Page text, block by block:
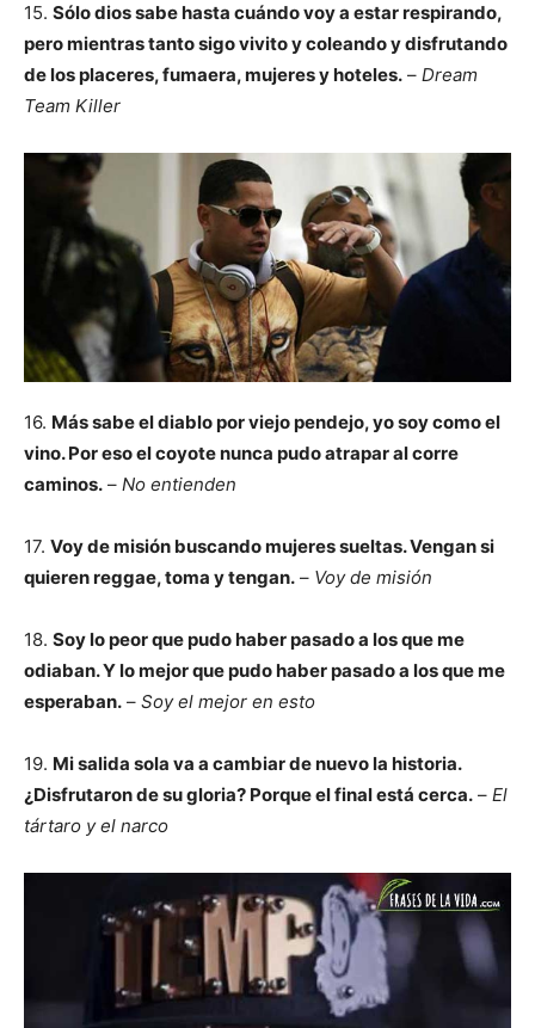
15. Sólo dios sabe hasta cuándo voy a estar respirando,
pero mientras tanto sigo vivito y coleando y disfrutando
de los placeres, fumaera, mujeres y hoteles. – Dream
Team Killer
16. Más sabe el diablo por viejo pendejo, yo soy como el
vino. Por eso el coyote nunca pudo atrapar al corre
caminos. – No entienden
17. Voy de misión buscando mujeres sueltas. Vengan si
quieren reggae, toma y tengan. – Voy de misión
18. Soy lo peor que pudo haber pasado a los que me
odiaban. Y lo mejor que pudo haber pasado a los que me
esperaban. – Soy el mejor en esto
19. Mi salida sola va a cambiar de nuevo la historia.
¿Disfrutaron de su gloria? Porque el final está cerca. – El
tártaro y el narco